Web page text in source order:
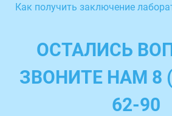
Как получить заключение
ОСТАЛИСЬ
ЗВОНИТЕ НАМ 8
62-90